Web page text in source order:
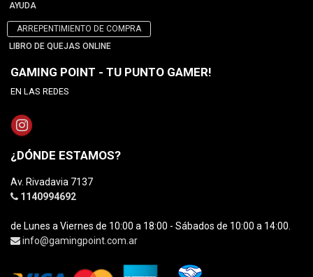
AYUDA
ARREPENTIMIENTO DE COMPRA
LIBRO DE QUEJAS ONLINE
GAMING POINT - TU PUNTO GAMER!
EN LAS REDES
¿DÓNDE ESTAMOS?
Av. Rivadavia 7137
1140994692
de Lunes a Viernes de 10:00 a 18:00 - Sábados de 10:00 a 14:00.
info@gamingpoint.com.ar